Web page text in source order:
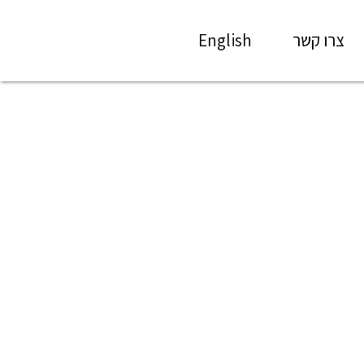
צרו קשר English